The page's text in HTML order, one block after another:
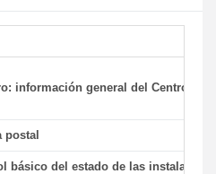
información general del Centro y
postal
básico del estado de las